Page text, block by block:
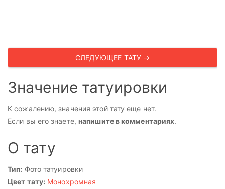
СЛЕДУЮЩЕЕ ТАТУ →
Значение татуировки
К сожалению, значения этой тату еще нет.
Если вы его знаете, напишите в комментариях.
О тату
Тип: Фото татуировки
Цвет тату: Монохромная